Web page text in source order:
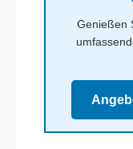
Genießen